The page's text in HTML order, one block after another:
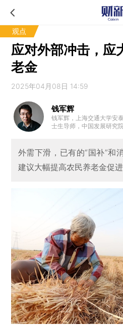
观点
应对外部冲击，应
老金
2025年04月08日 14:59
钱军辉
钱军辉，上海交通大学安
士生导师，中国发展研究
外需下滑，已有的“国补”和
建议大幅提高农民养老金促